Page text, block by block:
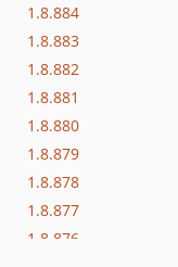
1.8.884
1.8.883
1.8.882
1.8.881
1.8.880
1.8.879
1.8.878
1.8.877
1.8.876